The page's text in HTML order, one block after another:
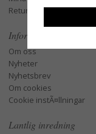
Retur och Reklamation
Information
Om oss
Nyheter
Nyhetsbrev
Om cookies
Cookie instÃ¤llningar
Lantlig inredning